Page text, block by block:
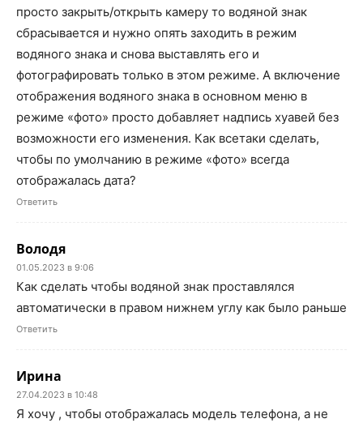
просто закрыть/открыть камеру то водяной знак
сбрасывается и нужно опять заходить в режим
водяного знака и снова выставлять его и
фотографировать только в этом режиме. А включение
отображения водяного знака в основном меню в
режиме «фото» просто добавляет надпись хуавей без
возможности его изменения. Как всетаки сделать,
чтобы по умолчанию в режиме «фото» всегда
отображалась дата?
Ответить
Володя
01.05.2023 в 9:06
Как сделать чтобы водяной знак проставлялся
автоматически в правом нижнем углу как было раньше
Ответить
Ирина
27.04.2023 в 10:48
Я хочу , чтобы отображалась модель телефона, а не